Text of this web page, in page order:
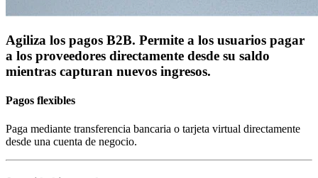
Agiliza los pagos B2B. Permite a los usuarios pagar
a los proveedores directamente desde su saldo
mientras capturan nuevos ingresos.
Pagos flexibles
Paga mediante transferencia bancaria o tarjeta virtual directamente
desde una cuenta de negocio.